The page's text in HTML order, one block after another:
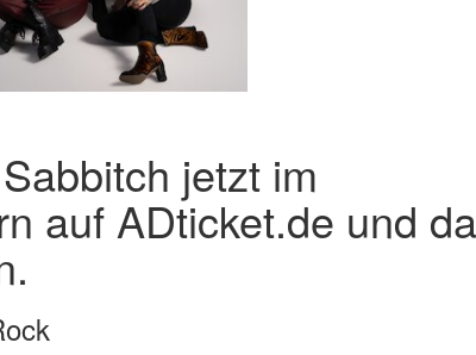
jetzt im
auf ADticket.de und